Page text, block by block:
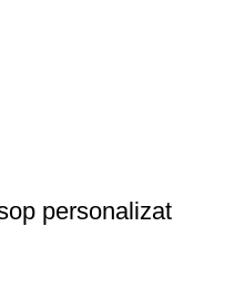
personalizat